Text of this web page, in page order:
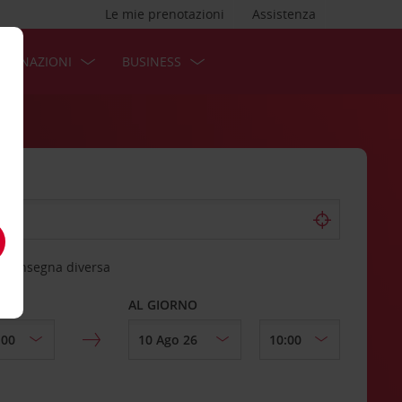
Assistenza
Le mie prenotazioni
BUSINESS
diversa
AL GIORNO